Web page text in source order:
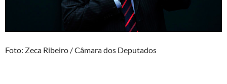
Foto: Zeca Ribeiro / Câmara dos Deputados